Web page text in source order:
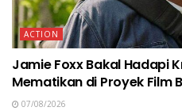
ACTION
Jamie Foxx Bakal Hadapi
Mematikan di Proyek Film
07/08/2026